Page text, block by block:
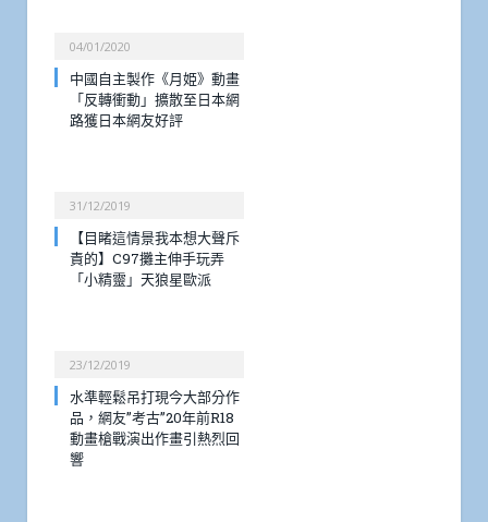
04/01/2020
中國自主製作《月姫》動畫
「反轉衝動」擴散至日本網
路獲日本網友好評
31/12/2019
【目睹這情景我本想大聲斥
責的】C97攤主伸手玩弄
「小精靈」天狼星歐派
23/12/2019
水準輕鬆吊打現今大部分作
品，網友”考古”20年前R18
動畫槍戰演出作畫引熱烈回
響